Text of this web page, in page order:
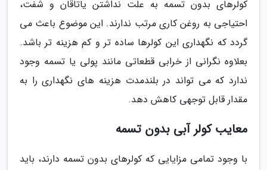
کولرهای بدون تسمه به علت نداشتن یاتاقان و شفت،
احتیاجی به روغن کاری مرتب ندارند. این موضوع باعث می
گردد که نگهداری این کولرها ساده تر و کم هزینه تر باشد.
بعلاوه نگرانی از خرابی قطعاتی مانند پولی یا تسمه وجود
ندارد که می تواند در بلندمدت هزینه های نگهداری را به
مقدار قابل توجهی کاهش دهد.
معایب کولر آبی بدون تسمه
با وجود تمامی مزایایی که کولرهای بدون تسمه دارند، باید